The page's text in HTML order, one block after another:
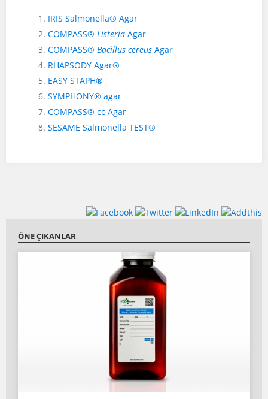
IRIS Salmonella® Agar
COMPASS® Listeria Agar
COMPASS® Bacillus cereus Agar
RHAPSODY Agar®
EASY STAPH®
SYMPHONY® agar
COMPASS® cc Agar
SESAME Salmonella TEST®
ÖNE ÇIKANLAR